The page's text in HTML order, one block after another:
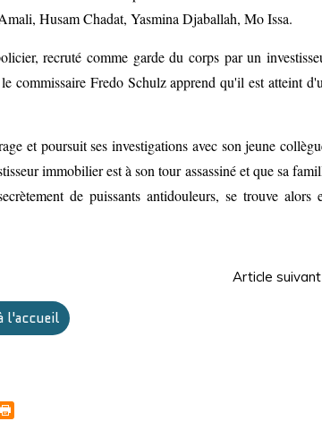
Husam Chadat, Yasmina Djaballah, Mo Issa.
recruté comme garde du corps par un
commissaire Fredo Schulz apprend qu'il est atteint
et poursuit ses investigations avec son jeune
immobilier est à son tour assassiné et que sa
de puissants antidouleurs, se trouve alors
Article suivant
l'accueil